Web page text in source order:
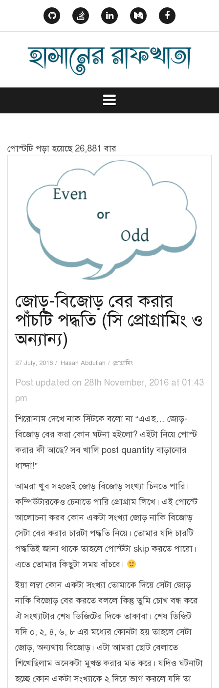
content
পোস্টটি পড়া হয়েছে 26,881 বার
জোড়-বিজোড় বের করার
পাঁচটি পদ্ধতি (সি প্রোগ্রামিং ও
অন্যান্য)
27 July, 2016 Hasan Abdullah প্রোগ্রামিং
Post updated on 28th November, 2016 at 01:43
pm
শিরোনাম দেখে নাক সিঁটকে বলো না “এএহ… জোড়-
বিজোড় বের করা কোন ঘটনা হইলো? এইটা নিয়ে পোস্ট
করার কী আছে? সব খালি post quantity বাড়ানোর
ধান্দা!”
আমরা খুব সহজেই জোড় বিজোড় সংখ্যা চিনতে পারি।
কম্পিউটারকেও চেনাতে পারি প্রোগ্রাম লিখে। এই পোস্টে
আলোচনা করব কোন একটা সংখ্যা জোড় নাকি বিজোড়
সেটা বের করার চারটা পদ্ধতি নিয়ে। তোমার যদি চারটি
পদ্ধতিই জানা থাকে তাহলে পোস্টটা skip করতে পারো।
এতে তোমার কিছুটা সময় বাঁচবে।
ইয়া লম্বা কোন একটা সংখ্যা তোমাকে দিয়ে সেটা জোড়
নাকি বিজোড় বের করতে বললে কিন্তু তুমি চোখ বন্ধ করে
ঐ সংখ্যাটার শেষ ডিজিটের দিকে তাকাবা। শেষ ডিজিট
যদি ০, ২, ৪, ৬, ৮ এর মধ্যের কোনটা হয় তাহলে সেটা
জোড়, অন্যথায় বিজোড়। এটা আমরা ছোট বেলাতে
শিখেছিলাম অনেকটা মুখস্ত করার মত করে। যদিও ঘটনাটা
হচ্ছে কোন একটা সংখ্যাকে ২ দিয়ে ভাগ করলে যদি তা